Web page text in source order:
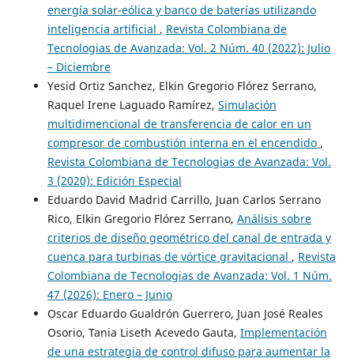
energía solar-eólica y banco de baterías utilizando
inteligencia artificial , Revista Colombiana de
Tecnologias de Avanzada: Vol. 2 Núm. 40 (2022): Julio
– Diciembre
Yesid Ortiz Sanchez, Elkin Gregorio Flórez Serrano,
Raquel Irene Laguado Ramírez, Simulación
multidimencional de transferencia de calor en un
compresor de combustión interna en el encendido ,
Revista Colombiana de Tecnologias de Avanzada: Vol.
3 (2020): Edición Especial
Eduardo David Madrid Carrillo, Juan Carlos Serrano
Rico, Elkin Gregorio Flórez Serrano, Análisis sobre
criterios de diseño geométrico del canal de entrada y
cuenca para turbinas de vórtice gravitacional , Revista
Colombiana de Tecnologias de Avanzada: Vol. 1 Núm.
47 (2026): Enero – Junio
Oscar Eduardo Gualdrón Guerrero, Juan José Reales
Osorio, Tania Liseth Acevedo Gauta, Implementación
de una estrategia de control difuso para aumentar la